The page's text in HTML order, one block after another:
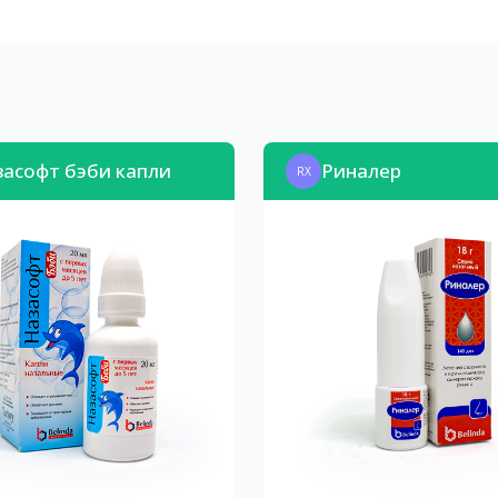
бэби капли RX Риналер